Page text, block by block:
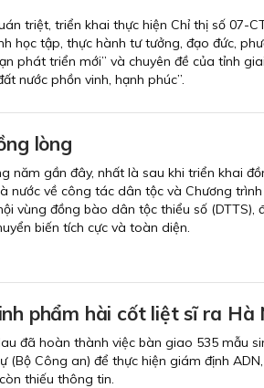
triệt, triển khai thực hiện Chỉ thị số 07-
học tập, thực hành tư tưởng, đạo đức,
phát triển mới” và chuyên đề của tỉnh
nước phồn vinh, hạnh phúc”.
lòng
năm gần đây, nhất là sau khi triển khai
nước về công tác dân tộc và Chương trình
vùng đồng bào dân tộc thiểu số (DTTS),
biến tích cực và toàn diện.
phẩm hài cốt liệt sĩ ra Hà
đã hoàn thành việc bàn giao 535 mẫu
(Bộ Công an) để thực hiện giám định
thiếu thông tin.